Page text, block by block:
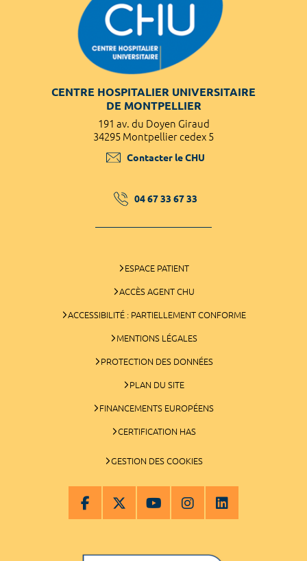
CENTRE HOSPITALIER UNIVERSITAIRE
DE MONTPELLIER
191 av. du Doyen Giraud
34295 Montpellier cedex 5
Contacter le CHU
04 67 33 67 33
ESPACE PATIENT
ACCÈS AGENT CHU
ACCESSIBILITÉ : PARTIELLEMENT CONFORME
MENTIONS LÉGALES
PROTECTION DES DONNÉES
PLAN DU SITE
FINANCEMENTS EUROPÉENS
CERTIFICATION HAS
GESTION DES COOKIES